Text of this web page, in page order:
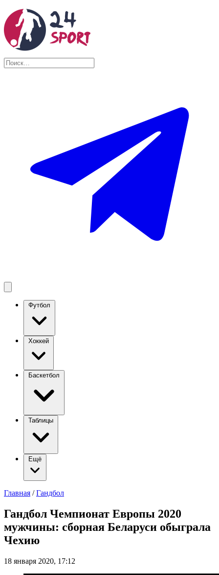
Футбол
Хоккей
Баскетбол
Таблицы
Ещё
Главная / Гандбол
Гандбол Чемпионат Европы 2020
мужчины: сборная Беларуси обыграла
Чехию
18 января 2020, 17:12